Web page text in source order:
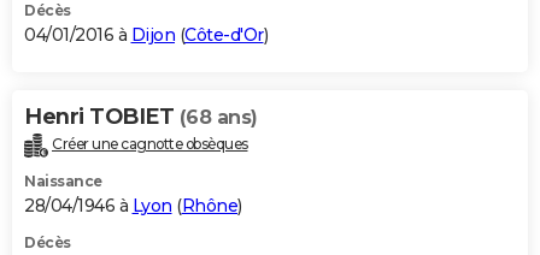
Décès
04/01/2016 à Dijon (Côte-d'Or)
Henri TOBIET (68 ans)
Créer une cagnotte obsèques
Naissance
28/04/1946 à Lyon (Rhône)
Décès